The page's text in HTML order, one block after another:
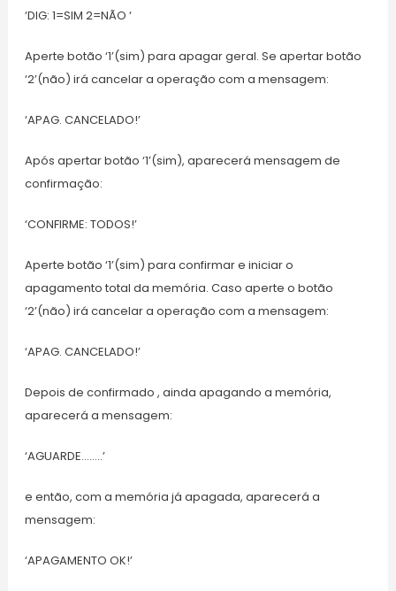
‘DIG: 1=SIM 2=NÃO ‘
Aperte botão ‘1’(sim) para apagar geral. Se apertar botão
‘2’(não) irá cancelar a operação com a mensagem:
‘APAG. CANCELADO!’
Após apertar botão ‘1’(sim), aparecerá mensagem de
confirmação:
‘CONFIRME: TODOS!’
Aperte botão ‘1’(sim) para confirmar e iniciar o
apagamento total da memória. Caso aperte o botão
‘2’(não) irá cancelar a operação com a mensagem:
‘APAG. CANCELADO!’
Depois de confirmado , ainda apagando a memória,
aparecerá a mensagem:
‘AGUARDE……..’
e então, com a memória já apagada, aparecerá a
mensagem:
‘APAGAMENTO OK!’